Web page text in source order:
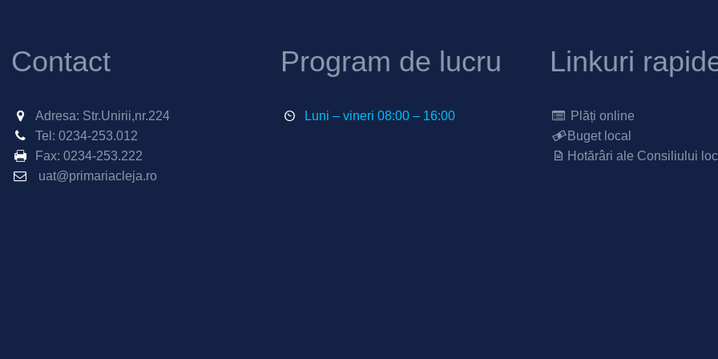
Contact
Adresa: Str.Unirii,nr.224
Tel: 0234-253.012
Fax: 0234-253.222
uat@primariacleja.ro
Program de lucru
Luni – vineri 08:00 – 16:00
Linkuri
Plăți online
Buget local
Hotărâri ale Consiliului